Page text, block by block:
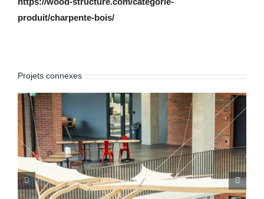
produit/charpente-bois/
Projets connexes
Kiosque bois 6 pans – 6 m